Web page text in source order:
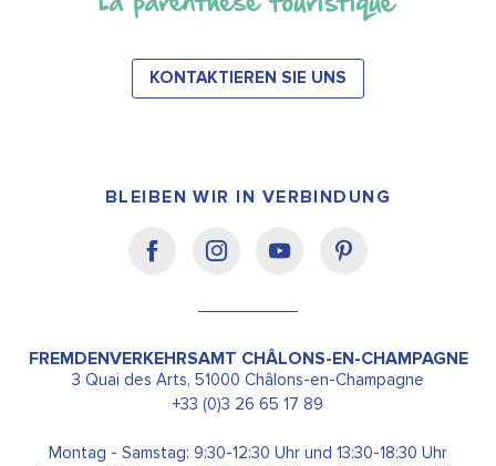
KONTAKTIEREN SIE UNS
BLEIBEN WIR IN VERBINDUNG
FREMDENVERKEHRSAMT CHÂLONS-EN-CHAMPAGNE
3 Quai des Arts, 51000 Châlons-en-Champagne
+33 (0)3 26 65 17 89
Montag - Samstag: 9:30-12:30 Uhr und 13:30-18:30 Uhr